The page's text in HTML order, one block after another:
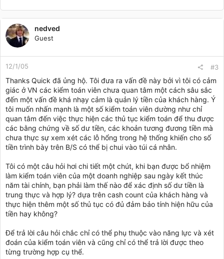
nedved
Guest
12/1/05 #3
Thanks Quick đã ủng hộ. Tôi đưa ra vấn đề này bởi vì tôi có cảm
giác ở VN các kiểm toán viên chưa quan tâm một cách sâu sắc
đến một vấn đề khá nhạy cảm là quản lý tiền của khách hàng. Ý
tôi muốn nhấn mạnh là một số kiểm toán viên dường như chỉ
quan tâm đến việc thực hiện các thủ tục kiểm toán để thu được
các bằng chứng về số dư tiền, các khoản tương đương tiền mà
chưa thực sự xem xét các lỗ hổng trong hệ thống khiến cho số
tiền trình bày trên B/S có thể bị chui vào túi cá nhân.
Tôi có một câu hỏi hơi chi tiết một chút, khi bạn được bổ nhiệm
làm kiểm toán viên của một doanh nghiệp sau ngày kết thúc
năm tài chính, bạn phải làm thế nào để xác định số dư tiền là
trung thực và hợp lý? dựa trên cash count của khách hàng và
thực hiện thêm một số thủ tục có đủ đảm bảo tính hiện hữu của
tiền hay không?
Để trả lời câu hỏi chắc chỉ có thể phụ thuộc vào năng lực và xét
đoán của kiểm toán viên và cũng chỉ có thể trả lời được theo
từng trường hợp cụ thể.